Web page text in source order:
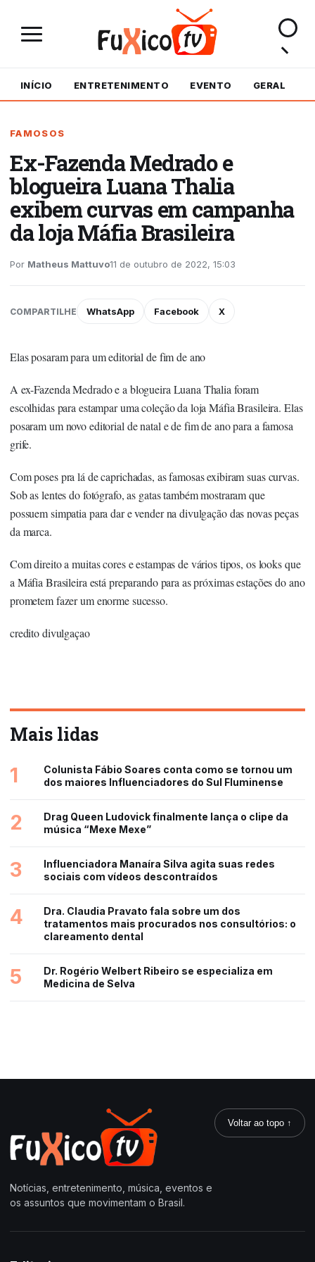
INÍCIO ENTRETENIMENTO EVENTO GERAL
FAMOSOS
Ex-Fazenda Medrado e
blogueira Luana Thalia
exibem curvas em campanha
da loja Máfia Brasileira
Por Matheus Mattuvo11 de outubro de 2022, 15:03
COMPARTILHE WhatsApp Facebook X
Elas posaram para um editorial de fim de ano
A ex-Fazenda Medrado e a blogueira Luana Thalia foram
escolhidas para estampar uma coleção da loja Máfia Brasileira. Elas
posaram um novo editorial de natal e de fim de ano para a famosa
grife.
Com poses pra lá de caprichadas, as famosas exibiram suas curvas.
Sob as lentes do fotógrafo, as gatas também mostraram que
possuem simpatia para dar e vender na divulgação das novas peças
da marca.
Com direito a muitas cores e estampas de vários tipos, os looks que
a Máfia Brasileira está preparando para as próximas estações do ano
prometem fazer um enorme sucesso.
credito divulgaçao
Mais lidas
1
Colunista Fábio Soares conta como se tornou um
dos maiores Influenciadores do Sul Fluminense
2
Drag Queen Ludovick finalmente lança o clipe da
música “Mexe Mexe”
3
Influenciadora Manaíra Silva agita suas redes
sociais com vídeos descontraídos
4
Dra. Claudia Pravato fala sobre um dos
tratamentos mais procurados nos consultórios: o
clareamento dental
5
Dr. Rogério Welbert Ribeiro se especializa em
Medicina de Selva
Notícias, entretenimento, música, eventos e
os assuntos que movimentam o Brasil.
Voltar ao topo ↑